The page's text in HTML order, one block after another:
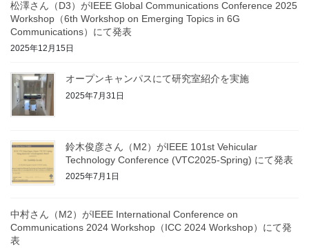
松澤さん（D3）がIEEE Global Communications Conference 2025
Workshop（6th Workshop on Emerging Topics in 6G
Communications）にて発表
2025年12月15日
オープンキャンパスにて研究室紹介を実施
2025年7月31日
鈴木俊彦さん（M2）がIEEE 101st Vehicular
Technology Conference (VTC2025-Spring) にて発表
2025年7月1日
中村さん（M2）がIEEE International Conference on
Communications 2024 Workshop（ICC 2024 Workshop）にて発
表